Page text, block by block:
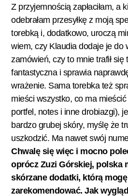
Z przyjemnością zapłaciłam, a
odebrałam przesyłkę z moją
torebką i, dodatkowo, uroczą
wiem, czy Klaudia dodaje je do
zamówień, czy to mnie trafił się
fantastyczna i sprawia
wrażenie. Sama torebka też
mieści wszystko, co ma
portfel, notes i inne drobiazgi),
bardzo grubej skóry, myślę że
uszkodzić. Ma nawet swój
Chwalę się więc i mocno
oprócz Zuzi Górskiej, polska
skórzane dodatki, którą
zarekomendować. Jak